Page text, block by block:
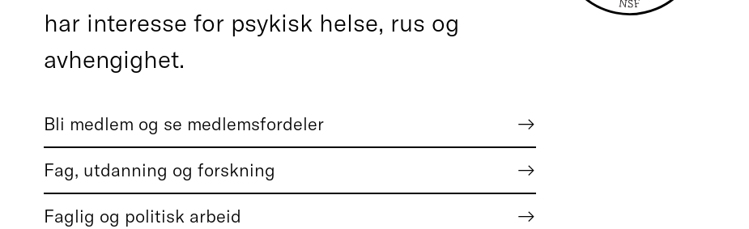
har interesse for psykisk helse, rus og
avhengighet.
Bli medlem og se medlemsfordeler
Fag, utdanning og forskning
Faglig og politisk arbeid